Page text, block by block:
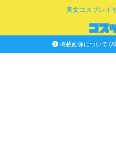
美女コスプレイ
掲載画像について